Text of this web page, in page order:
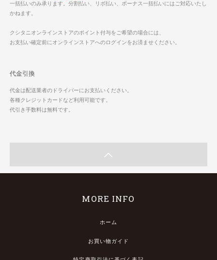
一括払いのみ承ります。分割払い、リボ払い、ボーナス一括払いにはご対応いたし
かねます。
クシタニオンラインストアのポイント付与をご希望の場合には、
お支払い確定前にオンラインストアへのログインをお済ませください。
代金引換
代金は配送業者のドライバーにお支払いください。
各種クレジットカードなど利用可能です。
代引き手数料は無料です。
MORE INFO
ホーム
お買い物ガイド